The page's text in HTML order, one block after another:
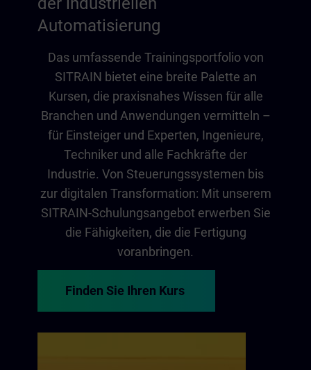
Automatisierung
Das umfassende Trainingsportfolio von
SITRAIN bietet eine breite Palette an
Kursen, die praxisnahes Wissen für alle
Branchen und Anwendungen vermitteln –
für Einsteiger und Experten, Ingenieure,
Techniker und alle Fachkräfte der
Industrie. Von Steuerungssystemen bis
zur digitalen Transformation: Mit unserem
SITRAIN-Schulungsangebot erwerben Sie
die Fähigkeiten, die die Fertigung
voranbringen.
Finden Sie Ihren Kurs